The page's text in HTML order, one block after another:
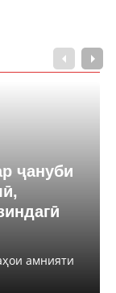
ҷануби
амнияти